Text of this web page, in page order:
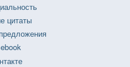
цитаты